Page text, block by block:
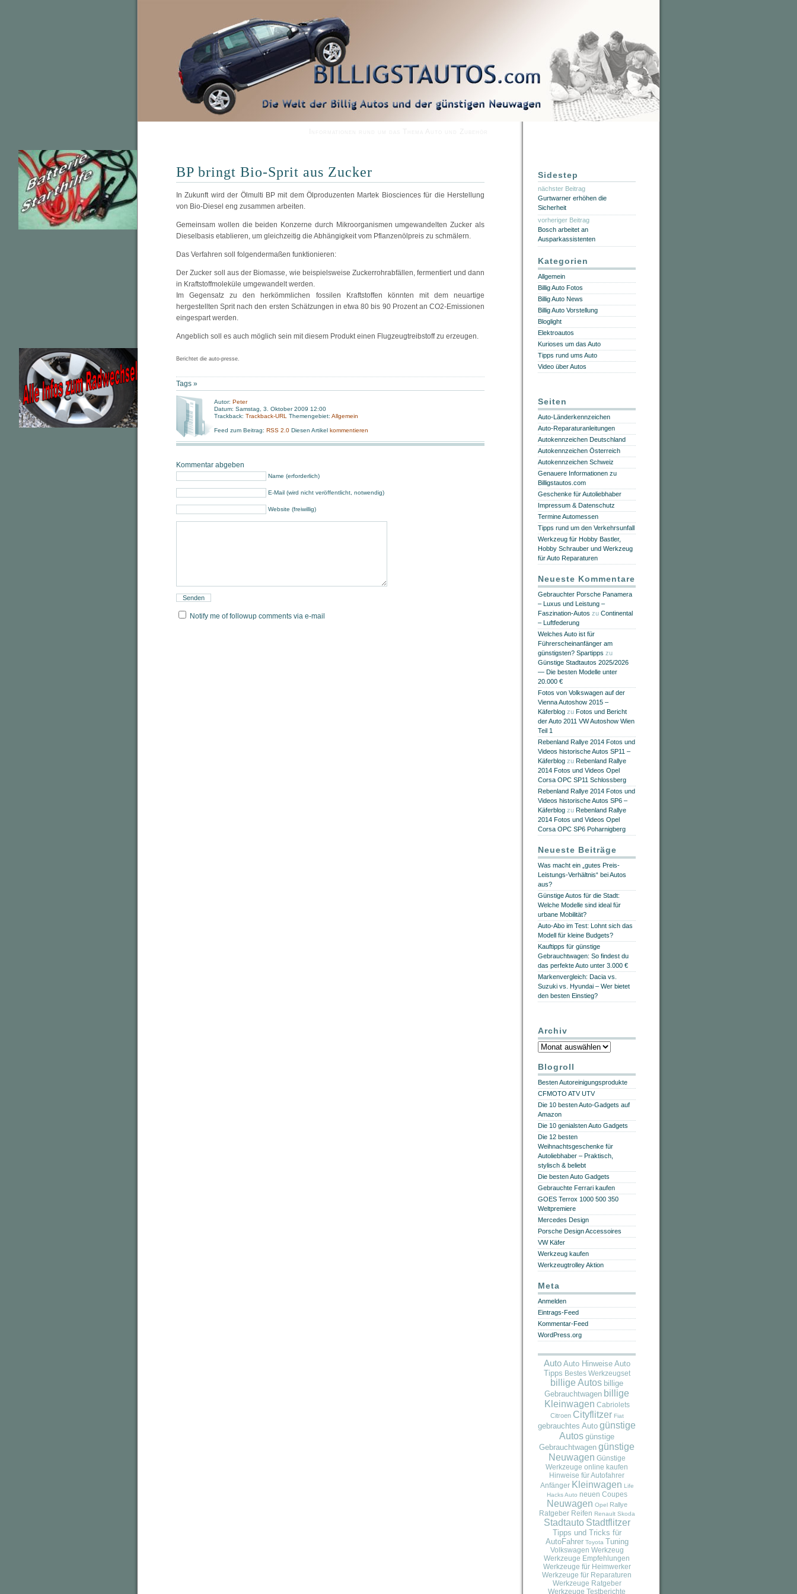
BP bringt Bio-Sprit aus Zucker
In Zukunft wird der Ölmulti BP mit dem Ölproduzenten Martek Biosciences für die Herstellung
von Bio-Diesel eng zusammen arbeiten.
Gemeinsam wollen die beiden Konzerne durch Mikroorganismen umgewandelten Zucker als
Dieselbasis etablieren, um gleichzeitig die Abhängigkeit vom Pflanzenölpreis zu schmälern.
Das Verfahren soll folgendermaßen funktionieren:
Der Zucker soll aus der Biomasse, wie beispielsweise Zuckerrohrabfällen, fermentiert und dann
in Kraftstoffmoleküle umgewandelt werden.
Im Gegensatz zu den herkömmlichen fossilen Kraftstoffen könnten mit dem neuartige
hergestellten Sprit nach den ersten Schätzungen in etwa 80 bis 90 Prozent an CO2-Emissionen
eingespart werden.
Angeblich soll es auch möglich sein mit diesem Produkt einen Flugzeugtreibstoff zu erzeugen.
Berichtet die auto-presse.
Tags »
Autor: Peter
Datum: Samstag, 3. Oktober 2009 12:00
Trackback: Trackback-URL Themengebiet: Allgemein
Feed zum Beitrag: RSS 2.0 Diesen Artikel kommentieren
Kommentar abgeben
Name (erforderlich)
E-Mail (wird nicht veröffentlicht, notwendig)
Website (freiwillig)
Notify me of followup comments via e-mail
Sidestep
nächster Beitrag
Gurtwarner erhöhen die
Sicherheit
vorheriger Beitrag
Bosch arbeitet an
Ausparkassistenten
Kategorien
Allgemein
Billig Auto Fotos
Billig Auto News
Billig Auto Vorstellung
Bloglight
Elektroautos
Kurioses um das Auto
Tipps rund ums Auto
Video über Autos
Seiten
Auto-Länderkennzeichen
Auto-Reparaturanleitungen
Autokennzeichen Deutschland
Autokennzeichen Österreich
Autokennzeichen Schweiz
Genauere Informationen zu
Billigstautos.com
Geschenke für Autoliebhaber
Impressum & Datenschutz
Termine Automessen
Tipps rund um den Verkehrsunfall
Werkzeug für Hobby Bastler,
Hobby Schrauber und Werkzeug
für Auto Reparaturen
Neueste Kommentare
Gebrauchter Porsche Panamera
– Luxus und Leistung –
Faszination-Autos zu Continental
– Luftfederung
Welches Auto ist für
Führerscheinanfänger am
günstigsten? Spartipps zu
Günstige Stadtautos 2025/2026
— Die besten Modelle unter
20.000 €
Fotos von Volkswagen auf der
Vienna Autoshow 2015 –
Käferblog zu Fotos und Bericht
der Auto 2011 VW Autoshow Wien
Teil 1
Rebenland Rallye 2014 Fotos und
Videos historische Autos SP11 –
Käferblog zu Rebenland Rallye
2014 Fotos und Videos Opel
Corsa OPC SP11 Schlossberg
Rebenland Rallye 2014 Fotos und
Videos historische Autos SP6 –
Käferblog zu Rebenland Rallye
2014 Fotos und Videos Opel
Corsa OPC SP6 Poharnigberg
Neueste Beiträge
Was macht ein „gutes Preis-
Leistungs-Verhältnis“ bei Autos
aus?
Günstige Autos für die Stadt:
Welche Modelle sind ideal für
urbane Mobilität?
Auto-Abo im Test: Lohnt sich das
Modell für kleine Budgets?
Kauftipps für günstige
Gebrauchtwagen: So findest du
das perfekte Auto unter 3.000 €
Markenvergleich: Dacia vs.
Suzuki vs. Hyundai – Wer bietet
den besten Einstieg?
Archiv
Archiv
Blogroll
Besten Autoreinigungsprodukte
CFMOTO ATV UTV
Die 10 besten Auto-Gadgets auf
Amazon
Die 10 genialsten Auto Gadgets
Die 12 besten
Weihnachtsgeschenke für
Autoliebhaber – Praktisch,
stylisch & beliebt
Die besten Auto Gadgets
Gebrauchte Ferrari kaufen
GOES Terrox 1000 500 350
Weltpremiere
Mercedes Design
Porsche Design Accessoires
VW Käfer
Werkzeug kaufen
Werkzeugtrolley Aktion
Meta
Anmelden
Eintrags-Feed
Kommentar-Feed
WordPress.org
Auto Auto Hinweise Auto
Tipps Bestes Werkzeugset
billige Autos billige
Gebrauchtwagen billige
Kleinwagen Cabriolets
Citroen Cityflitzer Fiat
gebrauchtes Auto günstige
Autos günstige
Gebrauchtwagen günstige
Neuwagen Günstige
Werkzeuge online kaufen
Hinweise für Autofahrer
Anfänger Kleinwagen Life
Hacks Auto neuen Coupes
Neuwagen Opel Rallye
Ratgeber Reifen Renault Skoda
Stadtauto Stadtflitzer
Tipps und Tricks für
AutoFahrer Toyota Tuning
Volkswagen Werkzeug
Werkzeuge Empfehlungen
Werkzeuge für Heimwerker
Werkzeuge für Reparaturen
Werkzeuge Ratgeber
Werkzeuge Testberichte